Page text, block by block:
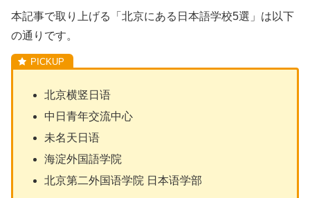
本記事で取り上げる「北京にある日本語学校5選」は以下
の通りです。
北京横竖日语
中日青年交流中心
未名天日语
海淀外国語学院
北京第二外国语学院 日本语学部